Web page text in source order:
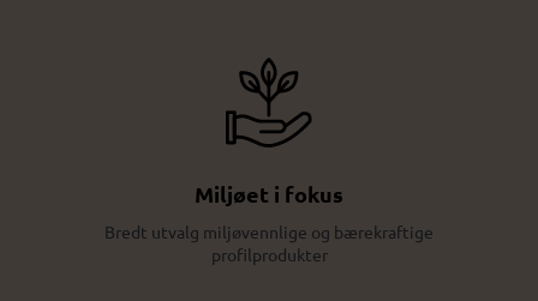
Miljøet i fokus
Bredt utvalg miljøvennlige og bærekraftige
profilprodukter